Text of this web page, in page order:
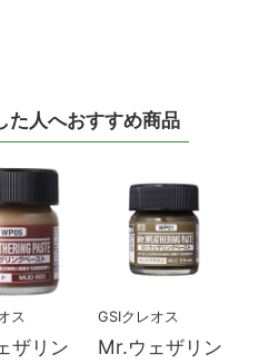
た人へおすすめ商品
ス
ザリン
GSIクレオス
Mr.ウェザリン